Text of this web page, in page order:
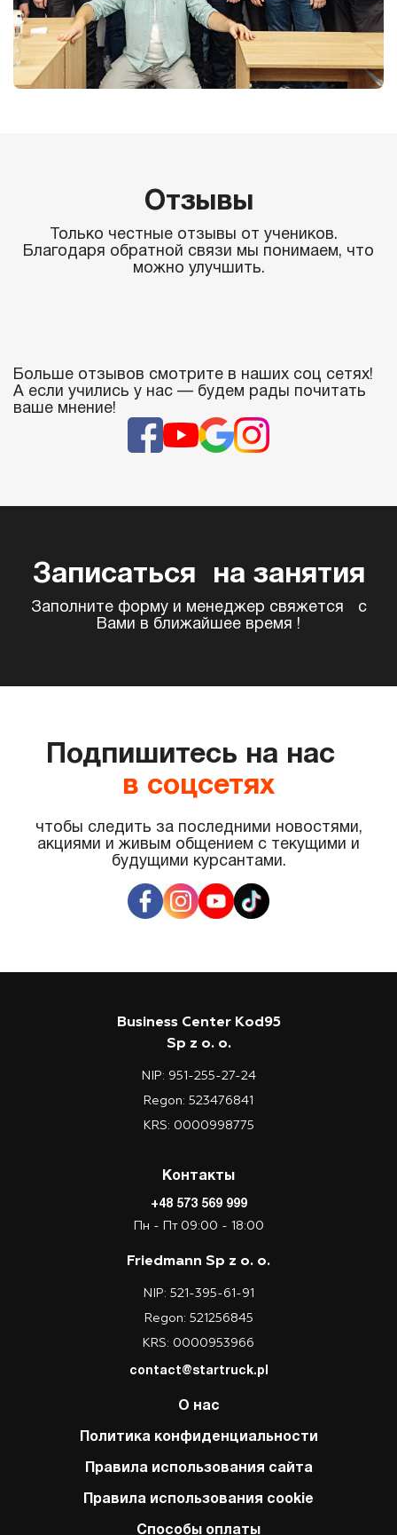
Отзывы
Только честные отзывы от учеников.
Благодаря обратной связи мы понимаем, что
можно улучшить.
Больше отзывов смотрите в наших соц сетях!
А если учились у нас — будем рады почитать
ваше мнение!
Записаться на занятия
Заполните форму и менеджер свяжется с
Вами в ближайшее время !
Подпишитесь на нас
в соцсетях
чтобы следить за последними новостями,
акциями и живым общением с текущими и
будущими курсантами.
О нас
Политика конфиденциальности
Правила использования сайта
Правила использования cookie
Способы оплаты
Контакты
+48 573 569 999
Пн - Пт 09:00 - 18:00
Friedmann Sp z o. o.
NIP: 521-395-61-91
Regon: 521256845
KRS: 0000953966
contact@startruck.pl
Business Center Kod95
Sp z o. o.
NIP: 951-255-27-24
Regon: 523476841
KRS: 0000998775